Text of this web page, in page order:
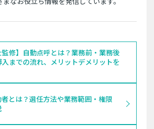
監修】自動点呼とは？業務前・業務後
までの流れ、メリットデメリットを
とは？選任方法や業務範囲・権限